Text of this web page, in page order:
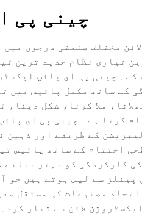
چینی پی
مختلف صنعتی درجوں
تیاری نظام جدید ترین
چینی پی ای پائپ
کے ساتھ مکمل پائپس میں
ملا کرنا، شکل
کرتا ہے۔ چینی پی ای
کے طریقے اور
اختتام کے ساتھ پائپس
کی کارکردگی کو بہتر
پینلز سے لیس ہوتے ہیں
مصنوعات کی مستقل
لائن سے تیار